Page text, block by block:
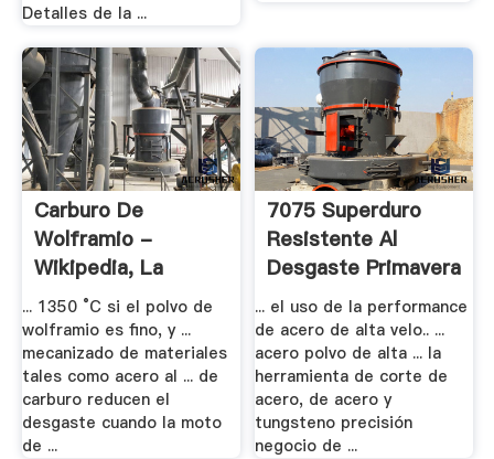
Detalles de la ...
Carburo De
Wolframio -
Wikipedia, La
Enciclopedia .
... 1350 °C si el polvo de
wolframio es fino, y ...
mecanizado de materiales
tales como acero al ... de
carburo reducen el
desgaste cuando la moto
de ...
7075 Superduro
Resistente Al
Desgaste Primavera
.
... el uso de la performance
de acero de alta velo.. ...
acero polvo de alta ... la
herramienta de corte de
acero, de acero y
tungsteno precisión
negocio de ...